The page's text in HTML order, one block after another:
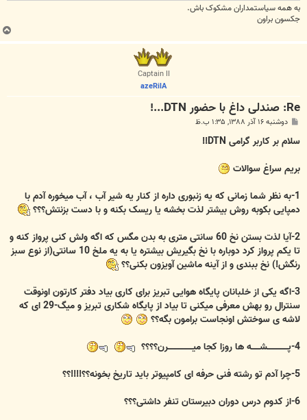
به همه سياستمداران مشکوک باش.
جکسون براون
ب
ا
Captain II
azeRilA
Re: صندلی داغ با حضور DTN...!
پ
ت
دوشنبه ۱۶ آذر ۱۳۸۸, ۱:۳۵ ب.ظ
سلام بر کاربر گرامی DTN!!
بریم سراغ سوالات
1-به نظر شما زمانی که یه زنبوری داره از کنار یه شیر آب ، آب میخوره آدم با
دمپایی بکوبه روش بیشتر لذت بخشه یا ریسک بکنه و با دست بزنتش؟؟؟
2-آیا لذت بستن نخ 60 سانتی متری به بدن مگس که اگه ولش کنی پرواز کنه و
تا یکم پرواز کرد دوباره با نخ بگیریش بیشتره یا به یه ملخ 10 سانتی(از نوع سبز
رنگش!) نخ ببندی و از آینه ماشین آویزون بکنی؟؟
3-اگه یکی از خلبانان پایگاه هوایی تبریز برای کاری بیاد دفتر کارتون اونوقت
سنترال رو بهش معرفی میکنی تا بیاد از پایگاه شکاری تبریز و میگ-29 ای که
لاشه ی سوختش اونجاست برامون بگه؟؟
4-پـــــــــــــــشــــــه ها روزا کجا میــــــــــــــــــرن؟؟؟؟
5-چرا آدم تو رشته فنی حرفه ای کامپیوتر باید تاریخ بخونه؟؟!!!!؟؟
6-از کدوم درس دوران دبیرستان تنفر داشتی؟؟؟